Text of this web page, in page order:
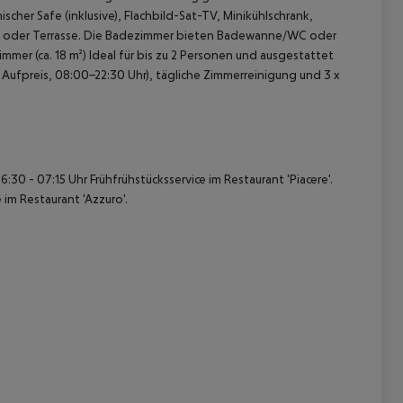
Safe (inklusive), Flachbild-Sat-TV, Minikühlschrank,
Terrasse. Die Badezimmer bieten Badewanne/WC oder
(ca. 18 m²) Ideal für bis zu 2 Personen und ausgestattet
08:00-22:30 Uhr), tägliche Zimmerreinigung und 3 x
- 07:15 Uhr Frühfrühstücksservice im Restaurant 'Piacere'.
im Restaurant 'Azzuro'.